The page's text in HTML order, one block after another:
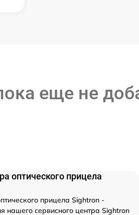
еще не
оптического прицела
прицела Sightron -
нашего сервисного центра Sightron